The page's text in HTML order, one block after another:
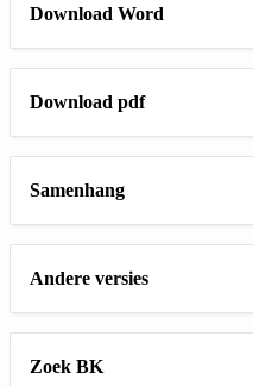
Download Word
Download pdf
Samenhang
Andere versies
Zoek BK